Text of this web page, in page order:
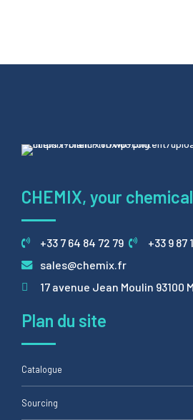
CHEMIX, your
+33 7 64 84 72 79
+33 9 87
sales@chemix.fr
17 avenue Jean Moulin 93100
Plan du site
Catalogue
Sourcing